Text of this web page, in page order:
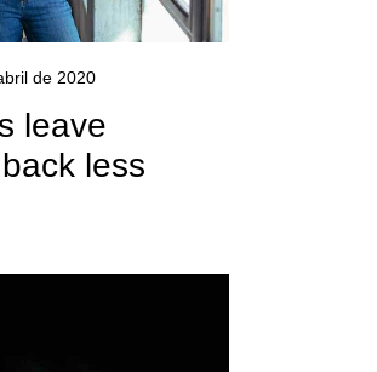
de 2020
leave
less